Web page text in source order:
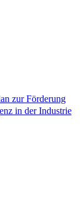
zur Förderung
in der Industrie